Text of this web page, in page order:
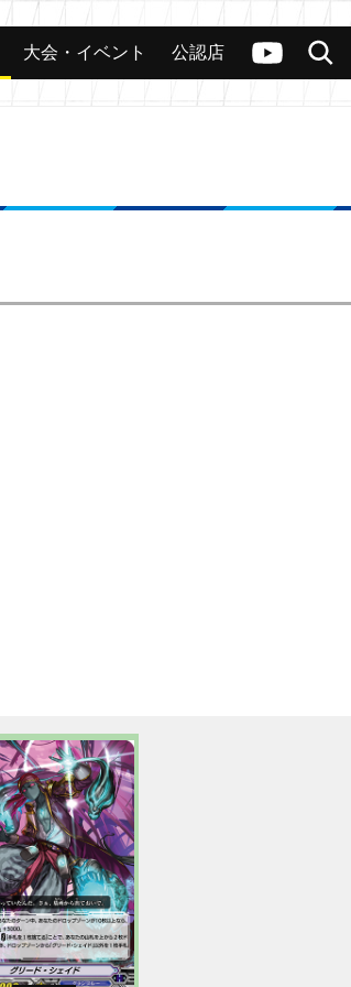
ヴァンガードch
検索
大会 公認店舗 その他
大会・イベント 公認店